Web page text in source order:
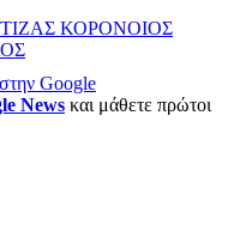
ΚΟΡΟΝΟΙΟΣ
Google
News και μάθετε πρώτοι